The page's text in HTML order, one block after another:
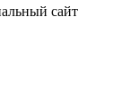
сайт